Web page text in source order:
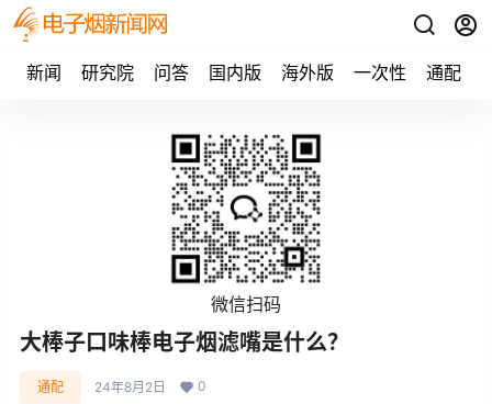
新闻 研究院 问答 国内版 海外版 一次性 通配
微信扫码
大棒子口味棒电子烟滤嘴是什么？
通配 24年8月2日 0